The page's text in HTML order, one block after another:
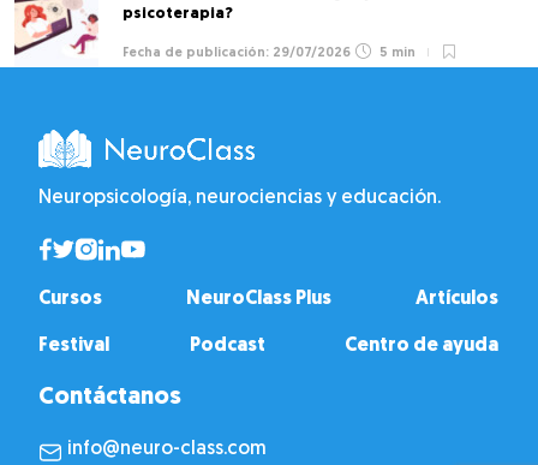
psicoterapia?
29/07/2026 5 min
Neuropsicología, neurociencias y educación.
Cursos NeuroClass Plus Artículos
Festival Podcast Centro de ayuda
Contáctanos
info@neuro-class.com